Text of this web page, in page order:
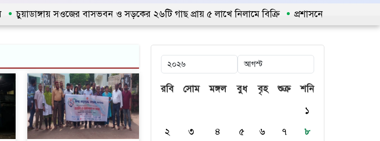
চুয়াডাঙ্গায় সওজের বাসভবন ও সড়কের ২৬টি গাছ প্রায় ৫ লাখে নিলামে বিক্রি
প্রশাসনে অনুপ্রবেশ
রবি সোম মঙ্গল বুধ বৃহ শুক্র
শনি
১
২
৩ ৪ ৫ ৬ ৭
৮